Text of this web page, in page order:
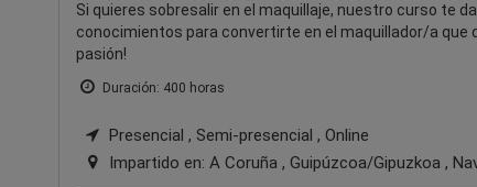
Si quieres sobresalir en el maquillaje, nuestro curso te
conocimientos para convertirte en el maquillador/a que
pasión!
Duración: 400 horas
Presencial , Semi-presencial , Online
Impartido en: A Coruña , Guipúzcoa/Gipuzkoa ,